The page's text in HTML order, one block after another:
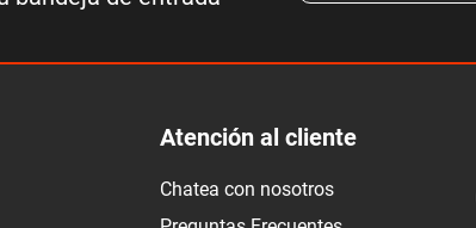
Atención al cliente
Chatea con nosotros